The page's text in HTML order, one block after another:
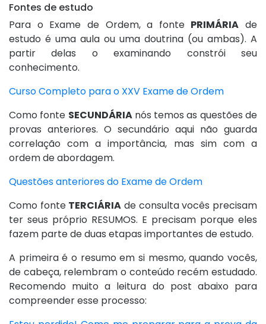
Fontes de estudo
Para o Exame de Ordem, a fonte PRIMÁRIA de
estudo é uma aula ou uma doutrina (ou ambas). A
partir delas o examinando constrói seu
conhecimento.
Curso Completo para o XXV Exame de Ordem
Como fonte SECUNDÁRIAnós temos as questões de
provas anteriores. O secundário aqui não guarda
correlação com a importância, mas sim com a
ordem de abordagem.
Questões anteriores do Exame de Ordem
Como fonte TERCIÁRIA de consulta vocês precisam
ter seus próprio RESUMOS. E precisam porque eles
fazem parte de duas etapas importantes de estudo.
A primeira é o resumo em si mesmo, quando vocês,
de cabeça, relembram o conteúdo recém estudado.
Recomendo muito a leitura do post abaixo para
compreender esse processo: